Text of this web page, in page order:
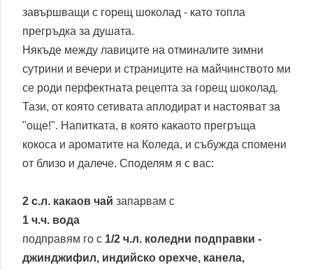
завършващи с горещ шоколад - като топла
прегръдка за душата.
Някъде между лавиците на отминалите зимни
сутрини и вечери и страниците на майчинството ми
се роди перфектната рецепта за горещ шоколад.
Тази, от която сетивата аплодират и настояват за
"още!". Напитката, в която какаото прегръща
кокоса и ароматите на Коледа, и събужда спомени
от близо и далече. Споделям я с вас:
2 с.л. какаов чай запарвам с
1 ч.ч. вода
подправям го с 1/2 ч.л. коледни подправки -
джинджифил, индийско орехче, канела,